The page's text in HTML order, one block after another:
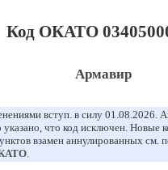
Код ОКАТО
Армавир
вступ. в силу 01.08.2026.
указано, что код исключен.
взамен аннулированных см.
.